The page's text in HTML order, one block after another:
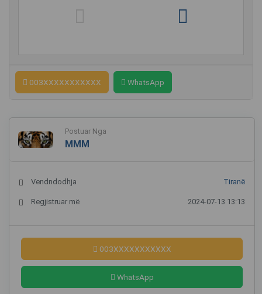
003XXXXXXXXXXX WhatsApp
Postuar Nga
MMM
Vendndodhja Tiranë
Regjistruar më 2024-07-13 13:13
003XXXXXXXXXXX
WhatsApp